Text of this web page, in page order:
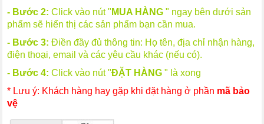
- Bước 2: Click vào nút " MUA HÀNG " ngay bên dưới sản
phẩm sẽ hiển thị các sản phẩm bạn cần mua.
- Bước 3:Điền đầy đủ thông tin: Họ tên, địa chỉ nhận hàng,
điện thoại, email và các yêu cầu khác (nếu có).
- Bước 4:Click vào nút "ĐẶT HÀNG " là xong
* Lưu ý: Khách hàng hay gặp khi đặt hàng ở phần mã bảo
vệ